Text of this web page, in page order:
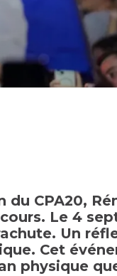
CPA20,
Le 4
Un
Cet
physique